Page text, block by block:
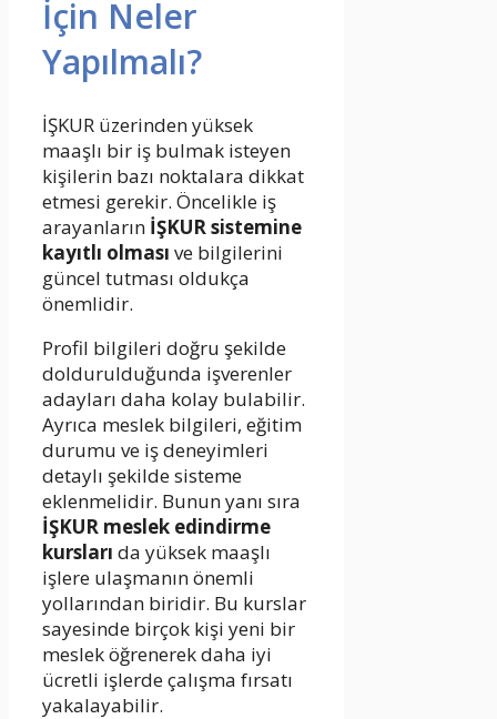
İçin Neler
Yapılmalı?
İŞKUR üzerinden yüksek
maaşlı bir iş bulmak isteyen
kişilerin bazı noktalara dikkat
etmesi gerekir. Öncelikle iş
arayanların İŞKUR sistemine
kayıtlı olması ve bilgilerini
güncel tutması oldukça
önemlidir.
Profil bilgileri doğru şekilde
doldurulduğunda işverenler
adayları daha kolay bulabilir.
Ayrıca meslek bilgileri, eğitim
durumu ve iş deneyimleri
detaylı şekilde sisteme
eklenmelidir. Bunun yanı sıra
İŞKUR meslek edindirme
kursları da yüksek maaşlı
işlere ulaşmanın önemli
yollarından biridir. Bu kurslar
sayesinde birçok kişi yeni bir
meslek öğrenerek daha iyi
ücretli işlerde çalışma fırsatı
yakalayabilir.